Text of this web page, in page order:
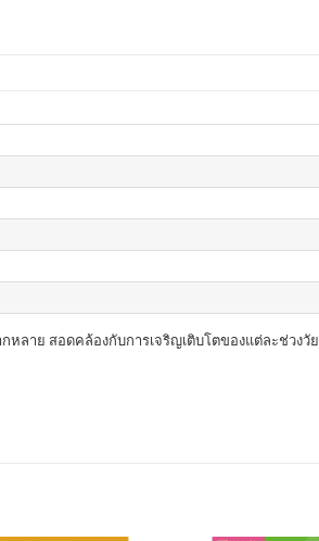
ลาย สอดคล้องกับการเจริญเติบโตของแต่ละช่วงวัย